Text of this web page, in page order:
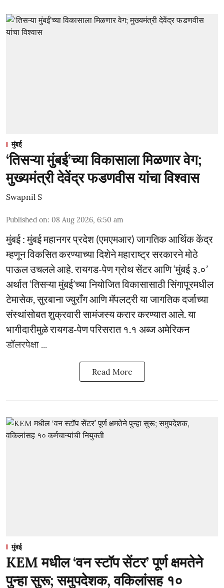
मुंबई
‘तिसऱ्या मुंबई’च्या विकासाला मिळणार वेग;
मुख्यमंत्री देवेंद्र फडणवीस यांचा विश्वास
Swapnil S
Published on: 08 Aug 2026, 6:50 am
मुंबई : मुंबई महानगर प्रदेश (एमएमआर) जागतिक आर्थिक केंद्र
म्हणून विकसित करण्याच्या दिशेने महाराष्ट्र सरकारने मोठे
पाऊल उचलले आहे. रायगड-पेण ग्रोथ सेंटर आणि ‘मुंबई ३.०’
अर्थात ‘तिसऱ्या मुंबई’च्या नियोजित विकासासाठी सिंगापूरमधील
टेमासेक, सुरबाना ज्युराँग आणि मॅपलट्री या जागतिक दर्जाच्या
संस्थांसोबत शुक्रवारी सामंजस्य करार करण्यात आले. या
भागीदारीमुळे रायगड-पेण परिसरात १.१ अब्ज अमेरिकन
डॉलरपेक्षा ...
Read More
मुंबई
KEM मधील ‘वन स्टॉप सेंटर’ पूर्ण क्षमतेने
पुन्हा सुरू; समुपदेशक, वकिलांसह १०